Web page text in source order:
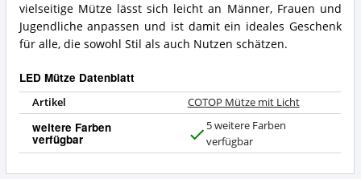
vielseitige Mütze lässt sich leicht an Männer, Frauen und
Jugendliche anpassen und ist damit ein ideales Geschenk
für alle, die sowohl Stil als auch Nutzen schätzen.
LED Mütze Datenblatt
Artikel COTOP Mütze mit Licht
weitere Farben
verfügbar
a
5 weitere Farben
verfügbar